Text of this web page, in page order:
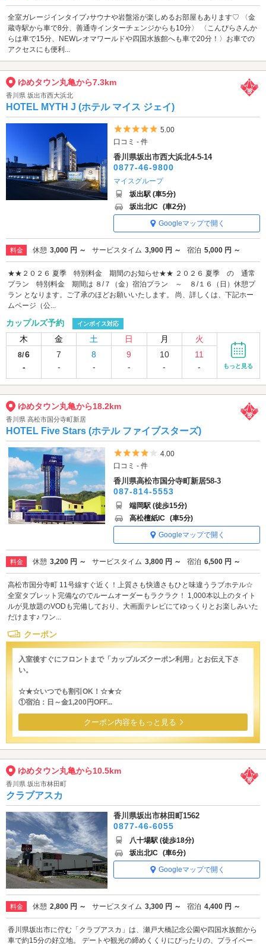
全室ガレージインタイプ♪サウナや岩盤浴が楽しめるお部屋もあります♡ 〈金
蔵寺駅から車で8分、善通寺インターチェンジからも10分〉 〈こんぴらさんか
らは車で15分、NEWレオマワールドや四国水族館へも車で20分！〉お車での
アクセスにも便利...
ゆめタウン丸亀から7.3km
香川県 坂出市西大浜北
HOTEL MYTH J (ホテル マイス ジェイ)
5つ星のうち5
5.00
口コミ - 件
香川県坂出市西大浜北4-5-14
0877-46-9800
マイスグループ
坂出駅 (車5分)
坂出北IC (車2分)
Googleマップで開く
料金 休憩 3,000 円 ～ サービスタイム 3,900 円 ～ 宿泊 5,000 円 ～
★★２０２６ 夏季 特別料金 期間のお知らせ★★ ２０２６ 夏季 の 通常
プラン 特別料金 期間は ８/７（金）宿泊プラン ～ ８/１６（日）休憩プ
ラン となります。ご了承のほどお願いいたします。 尚、詳しくは、下記ホー
ムページ（公...
カップルズ予約 インボイス対応
木 金 土 日 月 火
8/6
-
7
-
8
-
9
-
10
-
11
-
もっと見る
ゆめタウン丸亀から18.2km
香川県 高松市国分寺町新居
HOTEL Five Stars (ホテル ファイブスターズ)
5つ星のうち4
4.00
口コミ - 件
香川県高松市国分寺町新居58-3
087-814-5553
端岡駅 (徒歩15分)
高松檀紙IC (車5分)
Googleマップで開く
料金 休憩 3,200 円 ～ サービスタイム 3,800 円 ～ 宿泊 6,500 円 ～
高松市国分寺町 11号線すぐ近く！上質さも快適さもひと味違うラブホテル☆
全室タブレット完備なのでルームオーダーもラクラク！ 1,000本以上のタイト
ルが見放題のVODも完備しており、大画面テレビにてゆっくりとお楽しみいた
だけます♪ ワン...
クーポン
入室後すぐにフロントまで「カップルズクーポン利用」とお伝え下さ
い。
☆★☆いつでも割引OK！☆★☆
①宿泊：日～金1,200円OFF...
クーポン内容をもっと見る
ゆめタウン丸亀から10.5km
香川県 坂出市林田町
クラブアスカ
香川県坂出市林田町1562
0877-46-6055
八十場駅 (徒歩18分)
坂出北IC (車6分)
Googleマップで開く
料金 休憩 2,800 円 ～ サービスタイム 3,300 円 ～ 宿泊 4,400 円 ～
香川県坂出市に佇む「クラブアスカ」は、瀬戸大橋記念公園や四国水族館から
車で約15分の好立地。 デートや観光の締めくくりにぴったりの、プライベー